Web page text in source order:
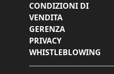
CONDIZIONI DI
VENDITA
GERENZA
PRIVACY
WHISTLEBLOWING